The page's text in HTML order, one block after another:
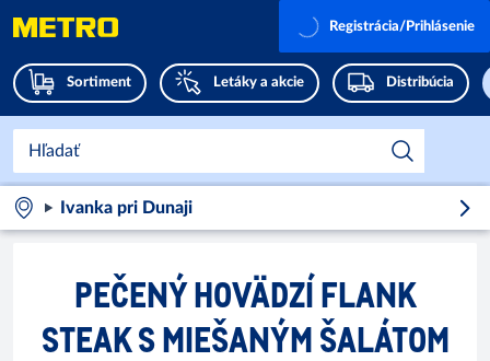
Sortiment Letáky a akcie Distribúcia
Registrácia/Prihlásenie
Ivanka pri Dunaji
PEČENÝ HOVÄDZÍ FLANK
STEAK S MIEŠANÝM ŠALÁTOM